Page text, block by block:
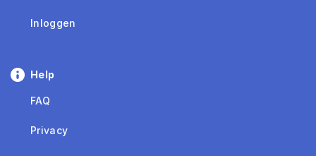
Inloggen
Help
FAQ
Privacy